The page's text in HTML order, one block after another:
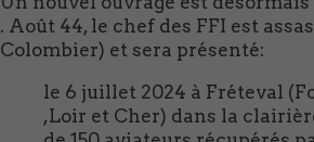
. Août 44, le chef des FFI est
Colombier) et sera présenté:
le 6 juillet 2024 à Fréteval
,Loir et Cher) dans la